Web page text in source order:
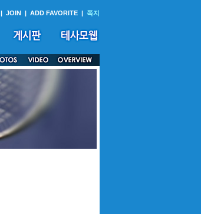
| JOIN | ADD FAVORITE | 쪽지